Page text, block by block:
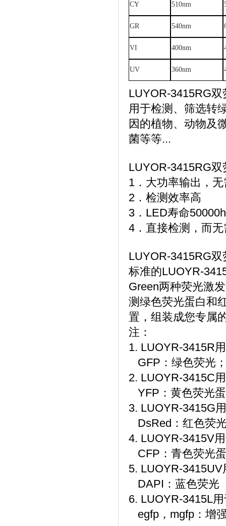
CY 510nm
GR 540nm
VI 400nm
UV 360nm
LUYOR-3415RG
用于检测、筛选转
因的植物、动物及
菌等等...
LUYOR-3415RG
1．大功率输出，
2．检测效率高
3．LED寿命
4．直接检测，而
LUYOR-3415RG
标准的LUOYR-
Green两种荧光激
测绿色荧光蛋白和
置，组装成您专属
注：
1. LUOYR-3415R
GFP：绿色荧光
2. LUOYR-3415C
YFP：黄色荧光
3. LUOYR-3415G
DsRed：红色荧
4. LUOYR-3415V
CFP：青色荧光
5. LUOYR-
DAPI：蓝色荧光
6. LUOYR-3415L
egfp，mgfp：增